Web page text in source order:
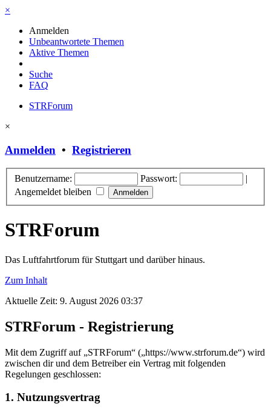
×
Anmelden
Unbeantwortete Themen
Aktive Themen
Suche
FAQ
STRForum
×
Anmelden • Registrieren
Benutzername: Passwort:
|
Angemeldet bleiben
STRForum
Das Luftfahrtforum für Stuttgart und darüber hinaus.
Zum Inhalt
Aktuelle Zeit: 9. August 2026 03:37
STRForum - Registrierung
Mit dem Zugriff auf „STRForum“ („https://www.strforum.de“) wird
zwischen dir und dem Betreiber ein Vertrag mit folgenden
Regelungen geschlossen:
1. Nutzungsvertrag